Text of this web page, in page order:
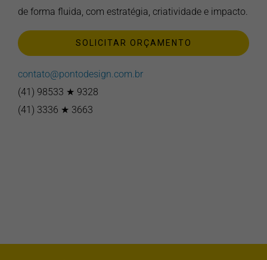
de forma fluida, com estratégia, criatividade e impacto.
SOLICITAR ORÇAMENTO
contato@pontodesign.com.br
(41) 98533 ★ 9328
(41) 3336 ★ 3663